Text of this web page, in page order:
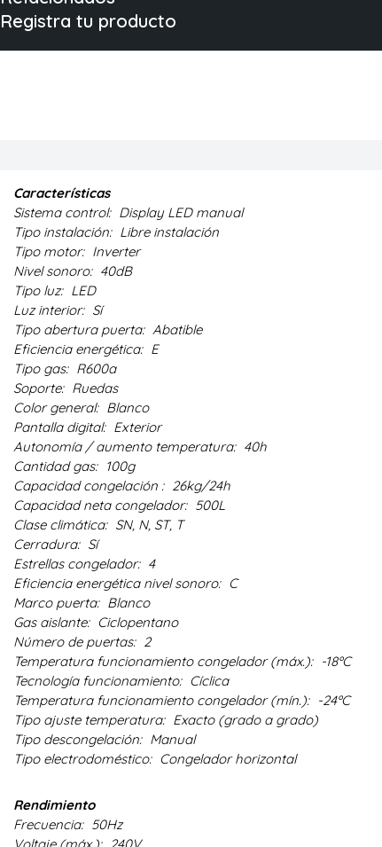
Registra tu producto
Características
Sistema control: Display LED manual
Tipo instalación: Libre instalación
Tipo motor: Inverter
Nivel sonoro: 40dB
Tipo luz: LED
Luz interior: Sí
Tipo abertura puerta: Abatible
Eficiencia energética: E
Tipo gas: R600a
Soporte: Ruedas
Color general: Blanco
Pantalla digital: Exterior
Autonomía / aumento temperatura: 40h
Cantidad gas: 100g
Capacidad congelación : 26kg/24h
Capacidad neta congelador: 500L
Clase climática: SN, N, ST, T
Cerradura: Sí
Estrellas congelador: 4
Eficiencia energética nivel sonoro: C
Marco puerta: Blanco
Gas aislante: Ciclopentano
Número de puertas: 2
Temperatura funcionamiento congelador (máx.): -18ºC
Tecnología funcionamiento: Cíclica
Temperatura funcionamiento congelador (mín.): -24ºC
Tipo ajuste temperatura: Exacto (grado a grado)
Tipo descongelación: Manual
Tipo electrodoméstico: Congelador horizontal
Rendimiento
Frecuencia: 50Hz